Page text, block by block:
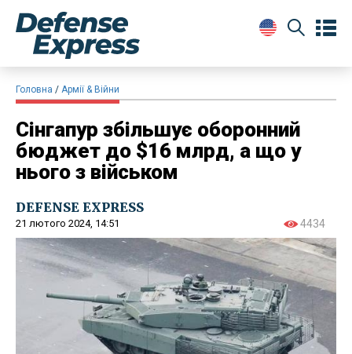
Головна Армії & Війни
Сінгапур збільшує оборонний
бюджет до $16 млрд, а що у
нього з військом
DEFENSE EXPRESS
21 лютого 2024, 14:51 4434